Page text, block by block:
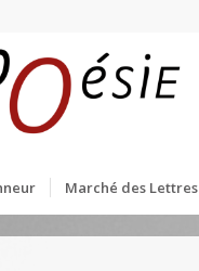
Marché des Lettres